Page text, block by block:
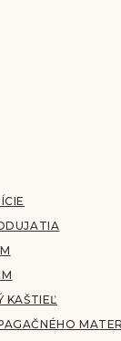
KAŠTIEĽ